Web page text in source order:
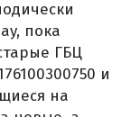
пока
ГБЦ
и
на